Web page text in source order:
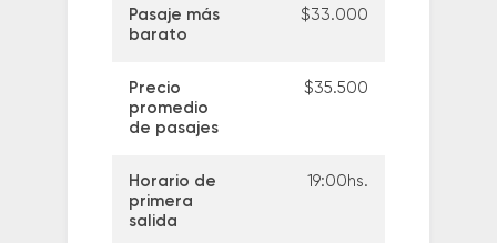
Pasaje más
barato
$33.000
Precio
promedio
de pasajes
$35.500
Horario de
primera
salida
19:00hs.